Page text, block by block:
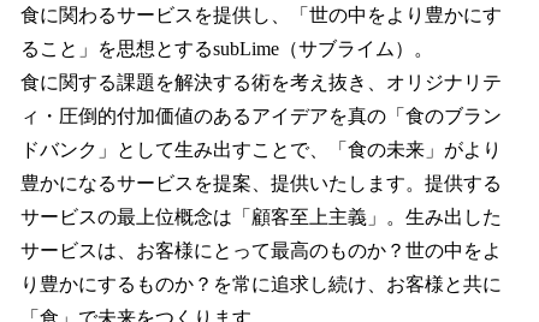
食に関わるサービスを提供し、「世の中をより豊かにす
ること」を思想とするsubLime（サブライム）。
食に関する課題を解決する術を考え抜き、オリジナリテ
ィ・圧倒的付加価値のあるアイデアを真の「食のブラン
ドバンク」として生み出すことで、「食の未来」がより
豊かになるサービスを提案、提供いたします。提供する
サービスの最上位概念は「顧客至上主義」。生み出した
サービスは、お客様にとって最高のものか？世の中をよ
り豊かにするものか？を常に追求し続け、お客様と共に